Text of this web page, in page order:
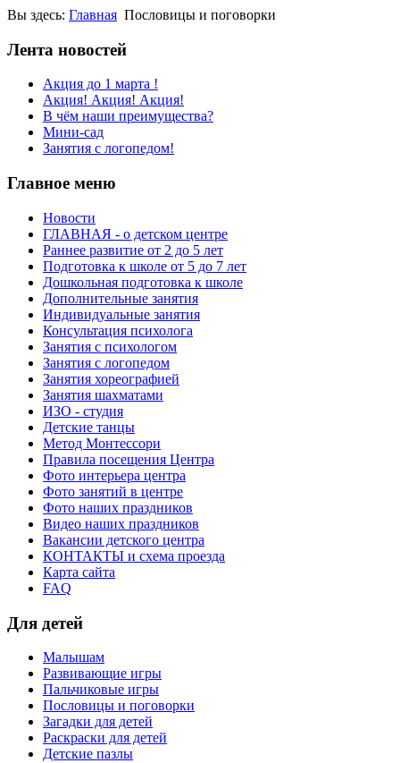
Вы здесь: Главная Пословицы и поговорки
Лента новостей
Акция до 1 марта !
Акция! Акция! Акция!
В чём наши преимущества?
Мини-сад
Занятия с логопедом!
Главное меню
Новости
ГЛАВНАЯ - о детском центре
Раннее развитие от 2 до 5 лет
Подготовка к школе от 5 до 7 лет
Дошкольная подготовка к школе
Дополнительные занятия
Индивидуальные занятия
Консультация психолога
Занятия с психологом
Занятия с логопедом
Занятия хореографией
Занятия шахматами
ИЗО - студия
Детские танцы
Метод Монтессори
Правила посещения Центра
Фото интерьера центра
Фото занятий в центре
Фото наших праздников
Видео наших праздников
Вакансии детского центра
КОНТАКТЫ и схема проезда
Карта сайта
FAQ
Для детей
Малышам
Развивающие игры
Пальчиковые игры
Пословицы и поговорки
Загадки для детей
Раскраски для детей
Детские пазлы